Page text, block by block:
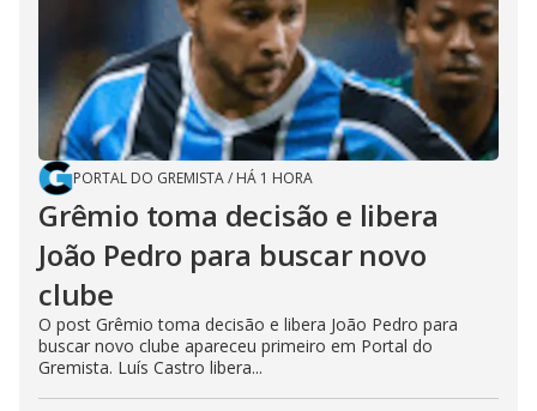
PORTAL DO GREMISTA/ HÁ 1 HORA
Grêmio toma decisão e libera
João Pedro para buscar novo
clube
O post Grêmio toma decisão e libera João Pedro para
buscar novo clube apareceu primeiro em Portal do
Gremista. Luís Castro libera...